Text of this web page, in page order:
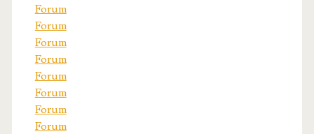
Forum
Forum
Forum
Forum
Forum
Forum
Forum
Forum